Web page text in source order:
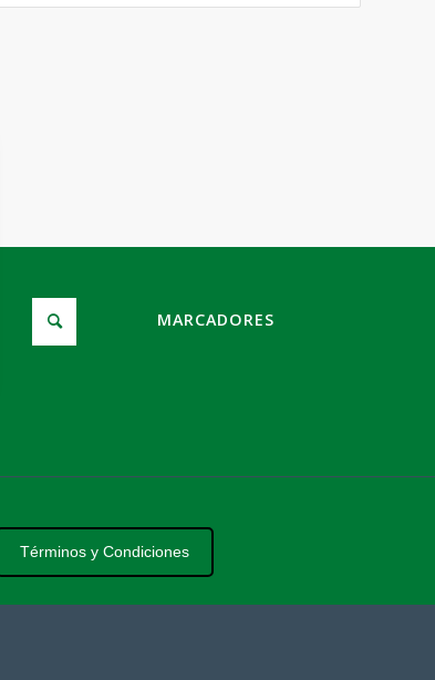
MARCADORES
Términos y Condiciones